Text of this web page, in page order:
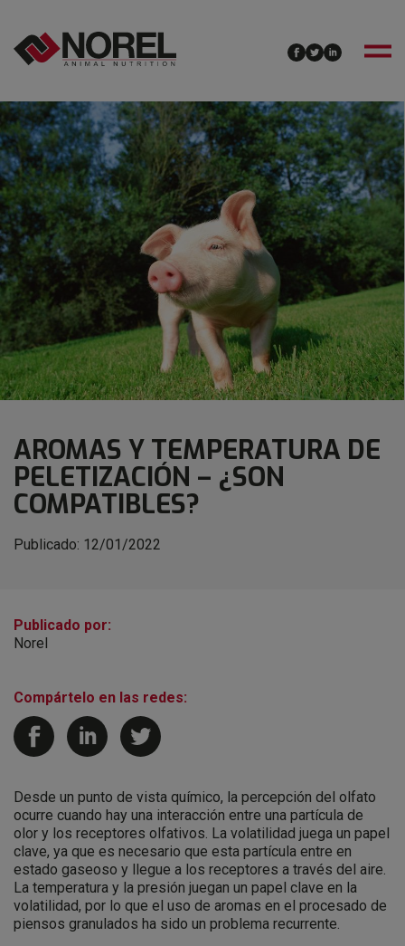
AROMAS Y TEMPERATURA DE
PELETIZACIÓN – ¿SON
COMPATIBLES?
Publicado: 12/01/2022
Publicado por:
Norel
Compártelo en las redes:
Desde un punto de vista químico, la percepción del olfato
ocurre cuando hay una interacción entre una partícula de
olor y los receptores olfativos. La volatilidad juega un papel
clave, ya que es necesario que esta partícula entre en
estado gaseoso y llegue a los receptores a través del aire.
La temperatura y la presión juegan un papel clave en la
volatilidad, por lo que el uso de aromas en el procesado de
piensos granulados ha sido un problema recurrente.